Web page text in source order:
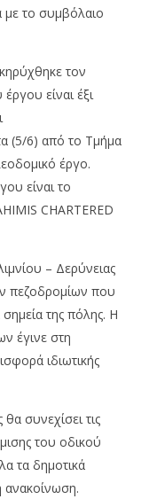
με το συμβόλαιο
τον
είναι έξι
(5/6) από το Τμήμα
έργο.
είναι το
CHARTERED
– Δερύνειας
πεζοδρομίων που
της πόλης. Η
έγινε στη
ιδιωτικής
συνεχίσει τις
του οδικού
τα δημοτικά
ανακοίνωση.